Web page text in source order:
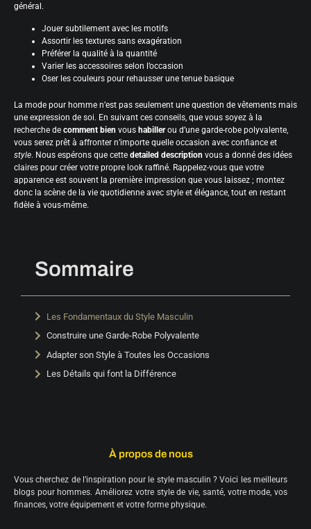
général.
Jouer subtilement avec les motifs
Assortir les textures sans exagération
Préférer la qualité à la quantité
Varier les accessoires selon l’occasion
Oser les couleurs pour rehausser une tenue basique
La mode pour homme n’est pas seulement une question de vêtements mais
une expression de soi. En suivant ces conseils, que vous soyez à la
recherche de comment bien vous habillerou d’une garde-robe polyvalente,
vous serez prêt à affronter n’importe quelle occasion avec confiance et
style. Nous espérons que cette detailed description vous a donné des idées
claires pour créer votre propre look raffiné. Rappelez-vous que votre
apparence est souvent la première impression que vous laissez ; montez
donc la scène de la vie quotidienne avec style et élégance, tout en restant
fidèle à vous-même.
Sommaire
Les Fondamentaux du Style Masculin
Construire une Garde-Robe Polyvalente
Adapter son Style à Toutes les Occasions
Les Détails qui font la Différence
À propos de nous
Vous cherchez de l’inspiration pour le style masculin ? Voici les meilleurs
blogs pour hommes. Améliorez votre style de vie, santé, votre mode, vos
finances, votre équipement et votre forme physique.